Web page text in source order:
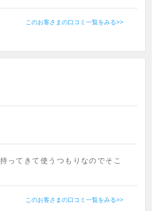
このお客さまの口コミ一覧をみる>>
ってきて使うつもりなのでそこ
このお客さまの口コミ一覧をみる>>